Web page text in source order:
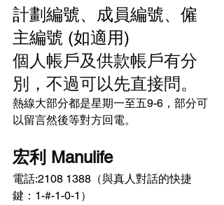
計劃編號、成員編號、僱
主編號 (如適用)
個人帳戶及供款帳戶有分
別，不過可以先直接問。
熱線大部分都是星期一至五9-6，部分可
以留言然後等對方回電。
宏利 Manulife
電話:2108 1388（與真人對話的快捷
鍵：1-#-1-0-1）